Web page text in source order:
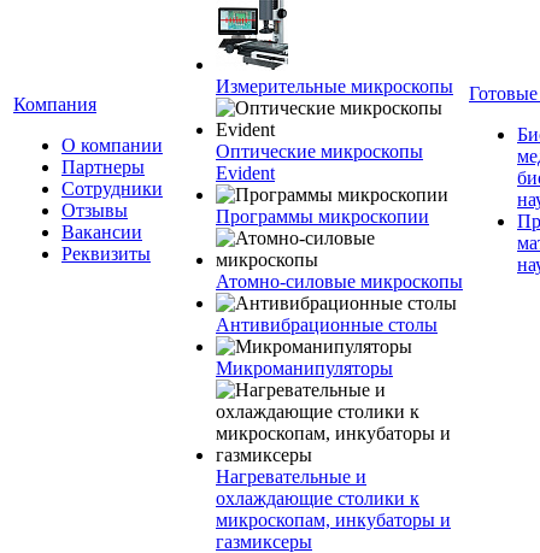
Компания
О компании
Партнеры
Сотрудники
Отзывы
Вакансии
Реквизиты
Измерительные микроскопы
Оптические микроскопы
Evident
Программы микроскопии
Атомно-силовые микроскопы
Антивибрационные столы
Микроманипуляторы
Нагревательные и
охлаждающие столики к
микроскопам, инкубаторы и
газмиксеры